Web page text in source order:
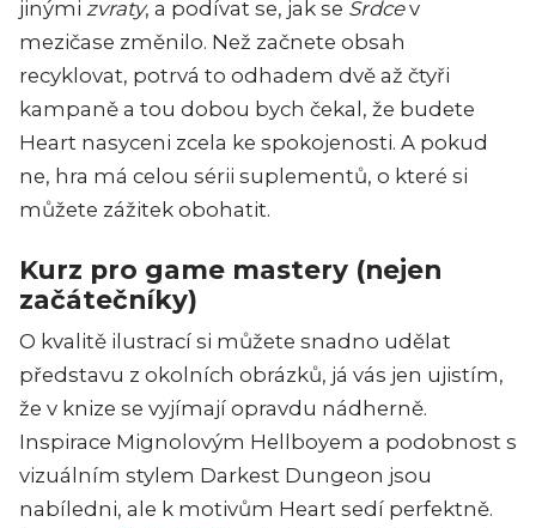
jinými zvraty, a podívat se, jak se Srdcev
mezičase změnilo. Než začnete obsah
recyklovat, potrvá to odhadem dvě až čtyři
kampaně a tou dobou bych čekal, že budete
Heart nasyceni zcela ke spokojenosti. A pokud
ne, hra má celou sérii suplementů, o které si
můžete zážitek obohatit.
Kurz pro game mastery (nejen
začátečníky)
O kvalitě ilustrací si můžete snadno udělat
představu z okolních obrázků, já vás jen ujistím,
že v knize se vyjímají opravdu nádherně.
Inspirace Mignolovým Hellboyem a podobnost s
vizuálním stylem Darkest Dungeon jsou
nabíledni, ale k motivům Heart sedí perfektně.